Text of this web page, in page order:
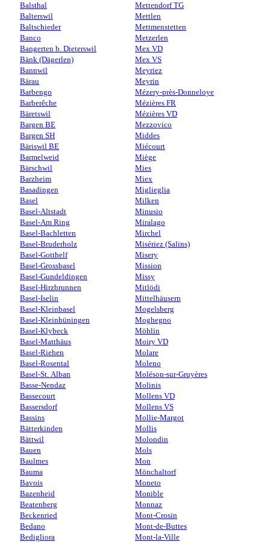
Balsthal
Balterswil
Baltschieder
Banco
Bangerten b. Dieterswil
Bänk (Dägerlen)
Bannwil
Bärau
Barbengo
Barberêche
Bäretswil
Bargen BE
Bargen SH
Bäriswil BE
Barmelweid
Bärschwil
Barzheim
Basadingen
Basel
Basel-Altstadt
Basel-Am Ring
Basel-Bachletten
Basel-Bruderholz
Basel-Gotthelf
Basel-Grossbasel
Basel-Gundeldingen
Basel-Hirzbrunnen
Basel-Iselin
Basel-Kleinbasel
Basel-Kleinhüningen
Basel-Klybeck
Basel-Matthäus
Basel-Riehen
Basel-Rosental
Basel-St. Alban
Basse-Nendaz
Bassecourt
Bassersdorf
Bassins
Bätterkinden
Bättwil
Bauen
Baulmes
Bauma
Bavois
Bazenheid
Beatenberg
Beckenried
Bedano
Bedigliora
Mettendorf TG
Mettlen
Mettmenstetten
Metzerlen
Mex VD
Mex VS
Meyriez
Meyrin
Mézery-près-Donneloye
Mézières FR
Mézières VD
Mezzovico
Middes
Miécourt
Miège
Mies
Miex
Miglieglia
Milken
Minusio
Miralago
Mirchel
Misériez (Salins)
Misery
Mission
Missy
Mitlödi
Mittelhäusern
Mogelsberg
Moghegno
Möhlin
Moiry VD
Molare
Moleno
Moléson-sur-Gruyères
Molinis
Mollens VD
Mollens VS
Mollie-Margot
Mollis
Molondin
Mols
Mon
Mönchaltorf
Moneto
Monible
Monnaz
Mont-Crosin
Mont-de-Buttes
Mont-la-Ville